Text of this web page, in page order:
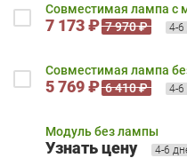
Совместимая лампа с
7 173 ₽ 7 970 ₽ 4-6
Совместимая лампа
5 769 ₽ 6 410 ₽ 4-6
Модуль без лампы
Узнать цену 4-6